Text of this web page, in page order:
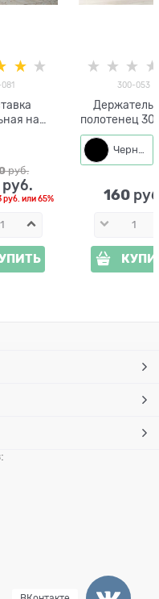
на
руб.
руб. или65%
300-053
Держатель
полотенец
Черный
160